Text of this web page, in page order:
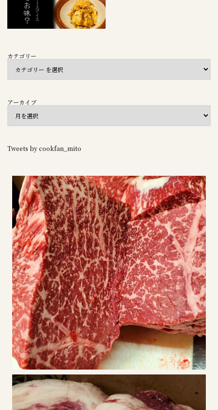
カテゴリー
アーカイブ
Tweets by cookfan_mito